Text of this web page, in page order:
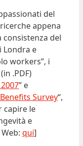
del
appena
consistenza del
Londra e
workers”, i
.PDF)
” e
Survey“,
capire le
e
qui]